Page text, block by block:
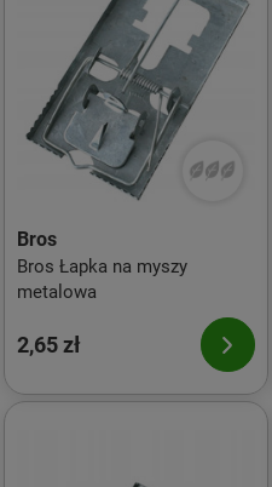
Bros
Bros Łapka na myszy
metalowa
2,65 zł